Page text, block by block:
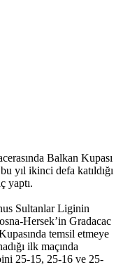
Balkan Kupası
yıl ikinci defa katıldığı
yaptı.
Sultanlar Liginin
Hersek’in Gradacac
temsil etmeye
ilk maçında
25-15, 25-16 ve 25-